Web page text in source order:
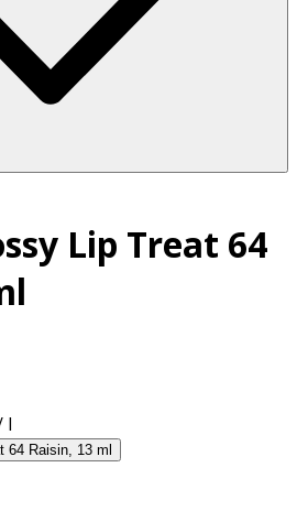
Lip Treat 64
l
64 Raisin, 13 ml